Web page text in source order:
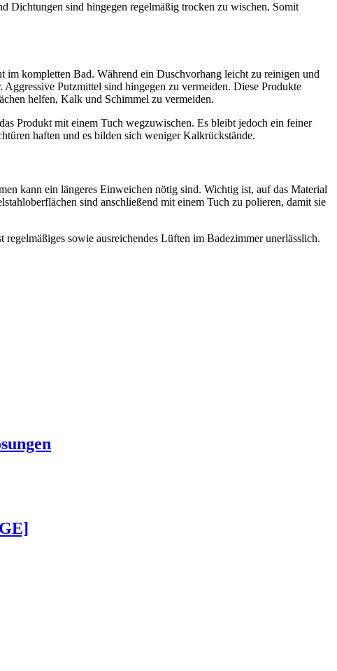
Dichtungen sind hingegen regelmäßig trocken zu wischen. Somit
im kompletten Bad. Während ein Duschvorhang leicht zu reinigen und
Putzmittel sind hingegen zu vermeiden. Diese Produkte
helfen, Kalk und Schimmel zu vermeiden.
Produkt mit einem Tuch wegzuwischen. Es bleibt jedoch ein feiner
haften und es bilden sich weniger Kalkrückstände.
kann ein längeres Einweichen nötig sind. Wichtig ist, auf das Material
sind anschließend mit einem Tuch zu polieren, damit sie
sowie ausreichendes Lüften im Badezimmer unerlässlich.